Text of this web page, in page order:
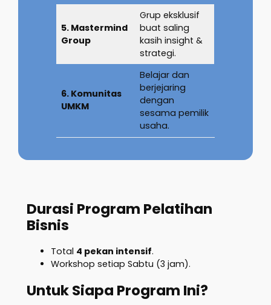
5. Mastermind
Group
Grup eksklusif
buat saling
kasih insight &
strategi.
6. Komunitas
UMKM
Belajar dan
berjejaring
dengan
sesama pemilik
usaha.
Durasi Program Pelatihan
Bisnis
Total 4 pekan intensif.
Workshop setiap Sabtu (3 jam).
Untuk Siapa Program Ini?